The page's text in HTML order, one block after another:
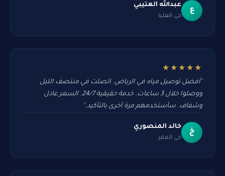
ع
عبدالله العتيبي
حي العليا
★★★★★
"أفضل توصيل مياه في الرياض. اتصلت في منتصف الليل
ووصلوا خلال 3 ساعات. خدمة حقيقية 24/7. السعر عادل
وشفاف. سأستخدمهم مرة أخرى بالتأكيد."
خ
خالد المنصوري
حي الملاز